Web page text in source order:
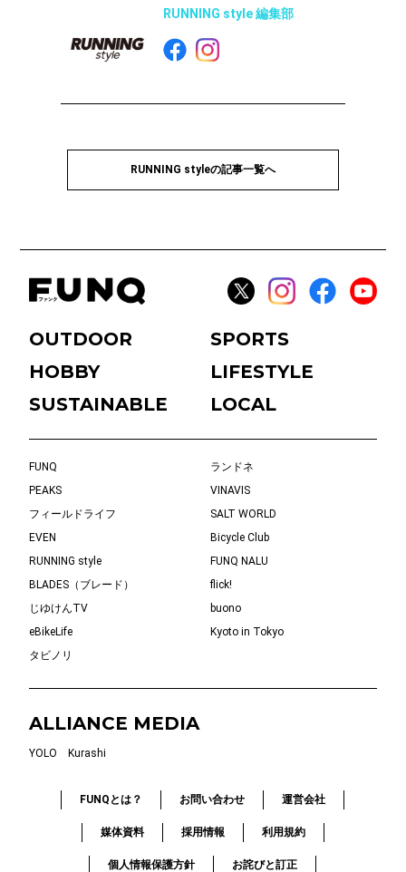
RUNNING style 編集部
RUNNING styleの記事一覧へ
OUTDOOR
SPORTS
HOBBY
LIFESTYLE
SUSTAINABLE
LOCAL
FUNQ
ランドネ
PEAKS
VINAVIS
フィールドライフ
SALT WORLD
EVEN
Bicycle Club
RUNNING style
FUNQ NALU
BLADES（ブレード）
flick!
じゆけんTV
buono
eBikeLife
Kyoto in Tokyo
タビノリ
ALLIANCE MEDIA
YOLO Kurashi
FUNQとは？ お問い合わせ 運営会社
媒体資料 採用情報 利用規約
個人情報保護方針 お詫びと訂正